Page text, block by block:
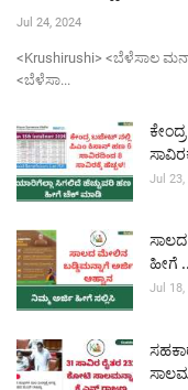
Jul 24, 2024
<Krushirushi> <ಬೆಳೆಸಾಲ
<ಬೆಳೆಸಾ...
Jul 23,
ಹೀಗೆ
Jul 18,